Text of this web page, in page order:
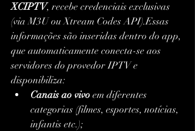
XCIPTV, recebe credenciais exclusivas
(via M3U ou Xtream Codes API).Essas
informações são inseridas dentro do app,
que automaticamente conecta-se aos
servidores do provedor IPTV e
disponibiliza:
Canais ao vivo em diferentes
categorias (filmes, esportes, notícias,
infantis etc.);